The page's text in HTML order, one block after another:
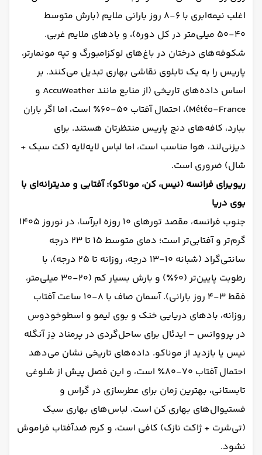
اغلب نیمه‌ابری با ۶-۸ روز بارانی ملایم (بارش متوسط
۴۰-۵۰ میلی‌متر در کل دوره)، و بادهای ملایم غربی.
شکوفه‌های درختان در باغ‌های لوکزامبورگ و تپه مونمارتر،
پاریس را به یک تابلوی نقاشی بهاری تبدیل می‌کنند. بر
اساس داده‌های تاریخی (از منابع مانند AccuWeather و
Météo-France)، احتمال آفتاب ۵۰-۶۰٪ است، اما اگر باران
ببارد، کافه‌های دنج پاریس منتظرتان هستند. برای
دیزنی‌لند، هوا مناسب است، اما لباس لایه‌لایه (کت سبک +
شال) ضروری است.
ریویرای فرانسه (نیس، کن، موناکو): آفتابی و مدیترانه‌ای با
بوی دریا
جنوب فرانسه، مقصد تورهای ۱۰ روزه ابرآسا، در نوروز ۱۴۰۵
گرم‌تر و آفتابی‌تر است؛ دمای متوسط ۱۵ تا ۲۳ درجه
سانتی‌گراد (شبانه ۱۰-۱۳ درجه، روزانه تا ۲۵ درجه)، با
رطوبت پایین‌تر (۶۰٪) و بارش بسیار کم (۲۰-۳۰ میلی‌متر،
فقط ۳-۴ روز بارانی). آسمان صاف با ۸-۱۰ ساعت آفتاب
روزانه، بادهای دریایی خنک و بوی لیمو و اسطوخودوس
در پرووانس – ایدئال برای ساحل‌گردی در پرمناد دِز آنگله
نیس یا بازدید از موناکو. داده‌های تاریخی نشان می‌دهد
احتمال آفتاب ۷۰-۸۰٪ است، و این فصل پیش از شلوغی
تابستانی، بهترین زمان برای عطرسازی در گراس و
فستیوال‌های بهاری کن است. لباس‌های بهاری سبک
(تی‌شرت + ژاکت نازک) کافی است، و کرم ضدآفتاب فراموش
نشود.